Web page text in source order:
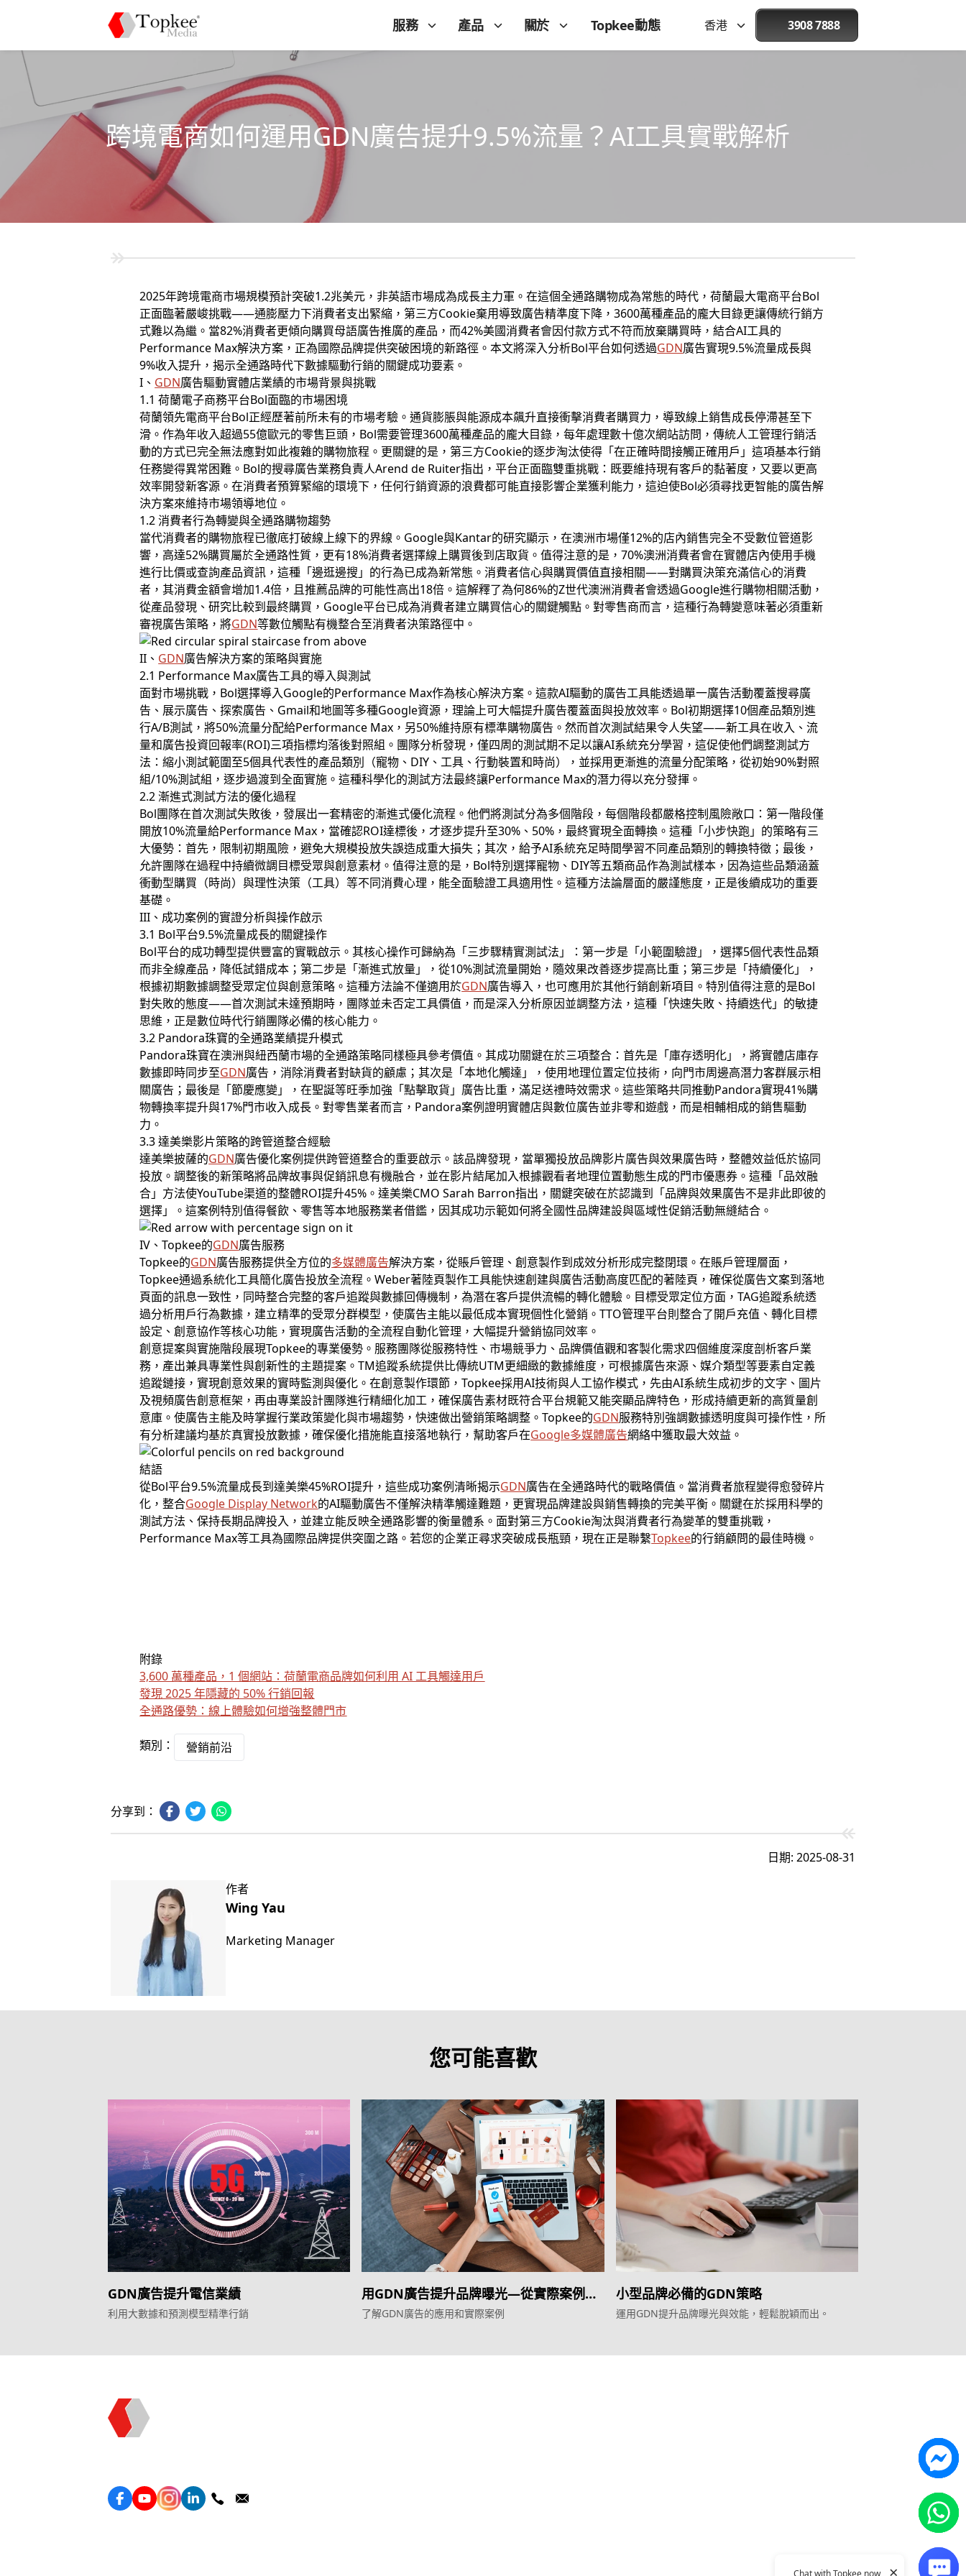
服務 產品 關於 Topkee動態 香港 3908 7888
跨境電商如何運用GDN廣告提升9.5%流量？AI工具實戰解析
2025年跨境電商市場規模預計突破1.2兆美元，非英語市場成為成長主力軍。在這個全通路購物成為常態的時代，荷蘭最大電商平台Bol
正面臨著嚴峻挑戰——通膨壓力下消費者支出緊縮，第三方Cookie棄用導致廣告精準度下降，3600萬種產品的龐大目錄更讓傳統行銷方
式難以為繼。當82%消費者更傾向購買母語廣告推廣的產品，而42%美國消費者會因付款方式不符而放棄購買時，結合AI工具的
Performance Max解決方案，正為國際品牌提供突破困境的新路徑。本文將深入分析Bol平台如何透過GDN廣告實現9.5%流量成長與
9%收入提升，揭示全通路時代下數據驅動行銷的關鍵成功要素。
I、 GDN廣告驅動實體店業績的市場背景與挑戰
1.1 荷蘭電子商務平台Bol面臨的市場困境
荷蘭領先電商平台Bol正經歷著前所未有的市場考驗。通貨膨脹與能源成本飆升直接衝擊消費者購買力，導致線上銷售成長停滯甚至下
滑。作為年收入超過55億歐元的零售巨頭，Bol需要管理3600萬種產品的龐大目錄，每年處理數十億次網站訪問，傳統人工管理行銷活
動的方式已完全無法應對如此複雜的購物旅程。更關鍵的是，第三方Cookie的逐步淘汰使得「在正確時間接觸正確用戶」這項基本行銷
任務變得異常困難。Bol的搜尋廣告業務負責人Arend de Ruiter指出，平台正面臨雙重挑戰：既要維持現有客戶的黏著度，又要以更高
效率開發新客源。在消費者預算緊縮的環境下，任何行銷資源的浪費都可能直接影響企業獲利能力，這迫使Bol必須尋找更智能的廣告解
決方案來維持市場領導地位。
1.2 消費者行為轉變與全通路購物趨勢
當代消費者的購物旅程已徹底打破線上線下的界線。Google與Kantar的研究顯示，在澳洲市場僅12%的店內銷售完全不受數位管道影
響，高達52%購買屬於全通路性質，更有18%消費者選擇線上購買後到店取貨。值得注意的是，70%澳洲消費者會在實體店內使用手機
進行比價或查詢產品資訊，這種「邊逛邊搜」的行為已成為新常態。消費者信心與購買價值直接相關——對購買決策充滿信心的消費
者，其消費金額會增加1.4倍，且推薦品牌的可能性高出18倍。這解釋了為何86%的Z世代澳洲消費者會透過Google進行購物相關活動，
從產品發現、研究比較到最終購買，Google平台已成為消費者建立購買信心的關鍵觸點。對零售商而言，這種行為轉變意味著必須重新
審視廣告策略，將GDN等數位觸點有機整合至消費者決策路徑中。
II、 GDN廣告解決方案的策略與實施
2.1 Performance Max廣告工具的導入與測試
面對市場挑戰，Bol選擇導入Google的Performance Max作為核心解決方案。這款AI驅動的廣告工具能透過單一廣告活動覆蓋搜尋廣
告、展示廣告、探索廣告、Gmail和地圖等多種Google資源，理論上可大幅提升廣告覆蓋面與投放效率。Bol初期選擇10個產品類別進
行A/B測試，將50%流量分配給Performance Max，另50%維持原有標準購物廣告。然而首次測試結果令人失望——新工具在收入、流
量和廣告投資回報率(ROI)三項指標均落後對照組。團隊分析發現，僅四周的測試期不足以讓AI系統充分學習，這促使他們調整測試方
法：縮小測試範圍至5個具代表性的產品類別（寵物、DIY、工具、行動裝置和時尚），並採用更漸進的流量分配策略，從初始90%對照
組/10%測試組，逐步過渡到全面實施。這種科學化的測試方法最終讓Performance Max的潛力得以充分發揮。
2.2 漸進式測試方法的優化過程
Bol團隊在首次測試失敗後，發展出一套精密的漸進式優化流程。他們將測試分為多個階段，每個階段都嚴格控制風險敞口：第一階段僅
開放10%流量給Performance Max，當確認ROI達標後，才逐步提升至30%、50%，最終實現全面轉換。這種「小步快跑」的策略有三
大優勢：首先，限制初期風險，避免大規模投放失誤造成重大損失；其次，給予AI系統充足時間學習不同產品類別的轉換特徵；最後，
允許團隊在過程中持續微調目標受眾與創意素材。值得注意的是，Bol特別選擇寵物、DIY等五類商品作為測試樣本，因為這些品類涵蓋
衝動型購買（時尚）與理性決策（工具）等不同消費心理，能全面驗證工具適用性。這種方法論層面的嚴謹態度，正是後續成功的重要
基礎。
III、成功案例的實證分析與操作啟示
3.1 Bol平台9.5%流量成長的關鍵操作
Bol平台的成功轉型提供豐富的實戰啟示。其核心操作可歸納為「三步驟精實測試法」：第一步是「小範圍驗證」，選擇5個代表性品類
而非全線產品，降低試錯成本；第二步是「漸進式放量」，從10%測試流量開始，隨效果改善逐步提高比重；第三步是「持續優化」，
根據初期數據調整受眾定位與創意策略。這種方法論不僅適用於GDN廣告導入，也可應用於其他行銷創新項目。特別值得注意的是Bol
對失敗的態度——首次測試未達預期時，團隊並未否定工具價值，而是深入分析原因並調整方法，這種「快速失敗、持續迭代」的敏捷
思維，正是數位時代行銷團隊必備的核心能力。
3.2 Pandora珠寶的全通路業績提升模式
Pandora珠寶在澳洲與紐西蘭市場的全通路策略同樣極具參考價值。其成功關鍵在於三項整合：首先是「庫存透明化」，將實體店庫存
數據即時同步至GDN廣告，消除消費者對缺貨的顧慮；其次是「本地化觸達」，使用地理位置定位技術，向門市周邊高潛力客群展示相
關廣告；最後是「節慶應變」，在聖誕等旺季加強「點擊取貨」廣告比重，滿足送禮時效需求。這些策略共同推動Pandora實現41%購
物轉換率提升與17%門市收入成長。對零售業者而言，Pandora案例證明實體店與數位廣告並非零和遊戲，而是相輔相成的銷售驅動
力。
3.3 達美樂影片策略的跨管道整合經驗
達美樂披薩的GDN廣告優化案例提供跨管道整合的重要啟示。該品牌發現，當單獨投放品牌影片廣告與效果廣告時，整體效益低於協同
投放。調整後的新策略將品牌故事與促銷訊息有機融合，並在影片結尾加入根據觀看者地理位置動態生成的門市優惠券。這種「品效融
合」方法使YouTube渠道的整體ROI提升45%。達美樂CMO Sarah Barron指出，關鍵突破在於認識到「品牌與效果廣告不是非此即彼的
選擇」。這案例特別值得餐飲、零售等本地服務業者借鑑，因其成功示範如何將全國性品牌建設與區域性促銷活動無縫結合。
IV、Topkee的GDN廣告服務
Topkee的GDN廣告服務提供全方位的多媒體廣告解決方案，從賬戶管理、創意製作到成效分析形成完整閉環。在賬戶管理層面，
Topkee通過系統化工具簡化廣告投放全流程。Weber著陸頁製作工具能快速創建與廣告活動高度匹配的著陸頁，確保從廣告文案到落地
頁面的訊息一致性，同時整合完整的客戶追蹤與數據回傳機制，為潛在客戶提供流暢的轉化體驗。目標受眾定位方面，TAG追蹤系統透
過分析用戶行為數據，建立精準的受眾分群模型，使廣告主能以最低成本實現個性化營銷。TTO管理平台則整合了開戶充值、轉化目標
設定、創意協作等核心功能，實現廣告活動的全流程自動化管理，大幅提升營銷協同效率。
創意提案與實施階段展現Topkee的專業優勢。服務團隊從服務特性、市場競爭力、品牌價值觀和客製化需求四個維度深度剖析客戶業
務，產出兼具專業性與創新性的主題提案。TM追蹤系統提供比傳統UTM更細緻的數據維度，可根據廣告來源、媒介類型等要素自定義
追蹤鏈接，實現創意效果的實時監測與優化。在創意製作環節，Topkee採用AI技術與人工協作模式，先由AI系統生成初步的文字、圖片
及視頻廣告創意框架，再由專業設計團隊進行精細化加工，確保廣告素材既符合平台規範又能突顯品牌特色，形成持續更新的高質量創
意庫。使廣告主能及時掌握行業政策變化與市場趨勢，快速做出營銷策略調整。Topkee的GDN服務特別強調數據透明度與可操作性，所
有分析建議均基於真實投放數據，確保優化措施能直接落地執行，幫助客戶在Google多媒體廣告網絡中獲取最大效益。
結語
從Bol平台9.5%流量成長到達美樂45%ROI提升，這些成功案例清晰揭示GDN廣告在全通路時代的戰略價值。當消費者旅程變得愈發碎片
化，整合Google Display Network的AI驅動廣告不僅解決精準觸達難題，更實現品牌建設與銷售轉換的完美平衡。關鍵在於採用科學的
測試方法、保持長期品牌投入，並建立能反映全通路影響的衡量體系。面對第三方Cookie淘汰與消費者行為變革的雙重挑戰，
Performance Max等工具為國際品牌提供突圍之路。若您的企業正尋求突破成長瓶頸，現在正是聯繫Topkee的行銷顧問的最佳時機。
附錄
3,600 萬種產品，1 個網站：荷蘭電商品牌如何利用 AI 工具觸達用戶
發現 2025 年隱藏的 50% 行銷回報
全通路優勢：線上體驗如何增強整體門市
類別： 營銷前沿
分享到：
日期: 2025-08-31
作者
Wing Yau
Marketing Manager
您可能喜歡
GDN廣告提升電信業績
利用大數據和預測模型精準行銷
用GDN廣告提升品牌曝光—從實際案例看
效果
了解GDN廣告的應用和實際案例
小型品牌必備的GDN策略
運用GDN提升品牌曝光與效能，輕鬆脫穎而出。
×
Chat with Topkee now